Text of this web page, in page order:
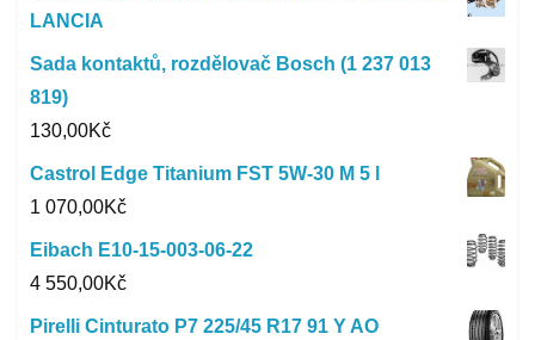
LANCIA
Sada kontaktů, rozdělovač Bosch (1 237 013
819)
130,00Kč
Castrol Edge Titanium FST 5W-30 M 5 l
1 070,00Kč
Eibach E10-15-003-06-22
4 550,00Kč
Pirelli Cinturato P7 225/45 R17 91 Y AO